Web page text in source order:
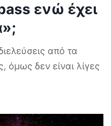
ενώ έχει
από τα
όμως δεν είναι λίγες